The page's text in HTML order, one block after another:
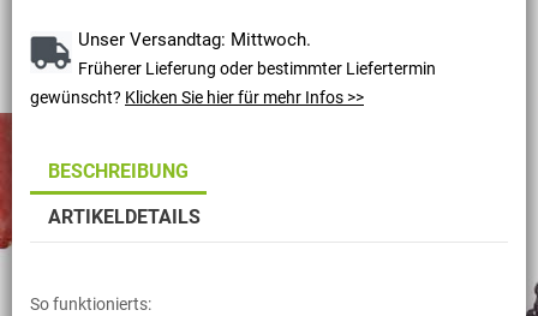
Unser Versandtag: Mittwoch.
Früherer Lieferung oder bestimmter Liefertermin
gewünscht? Klicken Sie hier für mehr Infos >>
BESCHREIBUNG
ARTIKELDETAILS
So funktionierts: